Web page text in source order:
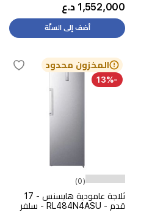
1,552,000 د.ع
أضف إلى السلّة
المخزون محدود
-13%
(0)
ثلاجة عامودية هايسنس - 17
قدم - RL484N4ASU - سلفر